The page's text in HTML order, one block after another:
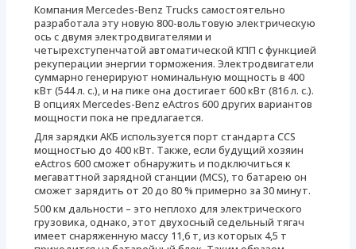
Компания Mercedes-Benz Trucks самостоятельно
разработала эту новую 800-вольтовую электрическую
ось с двумя электродвигателями и
четырехступенчатой автоматической КПП с функцией
рекуперации энергии торможения. Электродвигатели
суммарно генерируют номинальную мощность в 400
кВт (544 л. с.), и на пике она достигает 600 кВт (816 л. с.).
В опциях Mercedes-Benz eActros 600 других вариантов
мощности пока не предлагается.
Для зарядки АКБ используется порт стандарта CCS
мощностью до 400 кВт. Также, если будущий хозяин
eActros 600 сможет обнаружить и подключиться к
мегаваттной зарядной станции (MCS), то батарею он
сможет зарядить от 20 до 80 % примерно за 30 минут.
500 км дальности – это неплохо для электрического
грузовика, однако, этот двухосный седельный тягач
имеет снаряженную массу 11,6 т, из которых 4,5 т